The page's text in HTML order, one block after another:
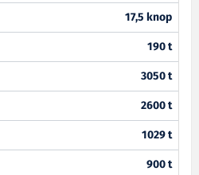
17,5 knop
190 t
3050 t
2600 t
1029 t
900 t